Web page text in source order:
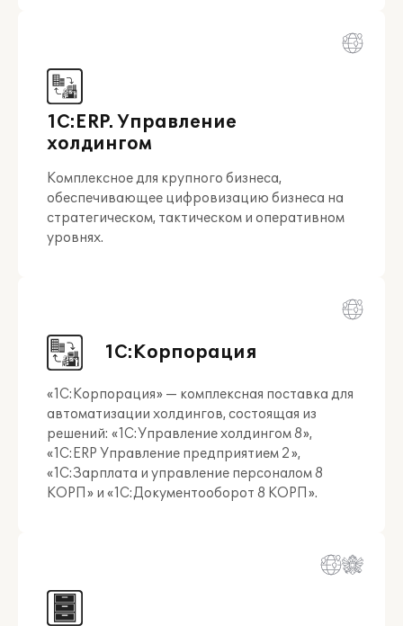
1С:ERP. Управление
холдингом
Комплексное для крупного бизнеса,
обеспечивающее цифровизацию бизнеса на
стратегическом, тактическом и оперативном
уровнях.
1С:Корпорация
«1С:Корпорация» — комплексная поставка для
автоматизации холдингов, состоящая из
решений: «1С:Управление холдингом 8»,
«1С:ERP Управление предприятием 2»,
«1С:Зарплата и управление персоналом 8
КОРП» и «1С:Документооборот 8 КОРП».